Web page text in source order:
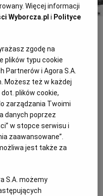
zniszczeniem
ds. Budowy i Renowacji
1944 r. odnowionych
Uratowane też
warszawskich
fotografii, rozpoznał na nich
Niemców murów Zamku
Więcej informacji
Wyborcza.pl i Polityce
zgodę na
plików typu cookie
Partnerów i Agora S.A.
Możesz też w każdej
plików cookie,
zarządzania Twoimi
danych poprzez
w stopce serwisu i
zaawansowane”.
jest także za
S.A. możemy